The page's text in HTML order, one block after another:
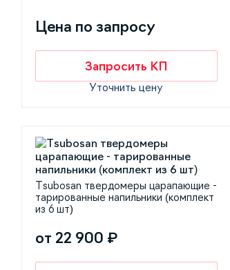
Цена по запросу
Запросить КП
Уточнить цену
Tsubosan твердомеры царапающие -
тарированные напильники (комплект
из 6 шт)
от 22 900 ₽